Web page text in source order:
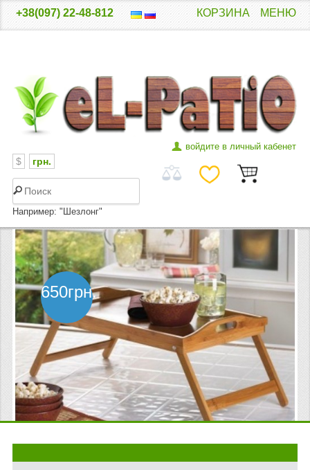
+38(097) 22-48-812 КОРЗИНА МЕНЮ
$ грн.
Например: "Шезлонг"
войдите в личный кабенет
ГЛАВНАЯ
КАТАЛОГ ТОВАРА
ДЕРЕВЯННЫЕ ШЕЗЛОНГИ
МАТРАСЫ ДЛЯ ШЕЗЛОНГОВ
САДОВАЯ МЕБЕЛЬ
СТОЛИКИ В ПОСТЕЛЬ
ПЛЯЖНАЯ КРОВАТЬ
650грн.